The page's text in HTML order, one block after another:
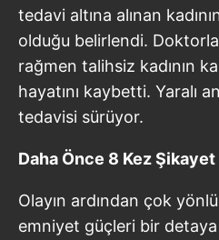
tedavi altına alınan
olduğu belirlendi.
rağmen talihsiz kadının
hayatını kaybetti. Yaralı
tedavisi sürüyor.
Daha Önce 8 Kez
Olayın ardından çok
emniyet güçleri bir detaya